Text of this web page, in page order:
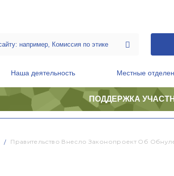
Наша деятельность Местные
ПОДДЕРЖКА
Правительство Внесло Законопроект Об